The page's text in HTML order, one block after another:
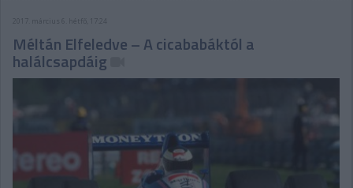
2017. március 6. hétfő, 17:24
Méltán Elfeledve – A cicababáktól a
halálcsapdáig